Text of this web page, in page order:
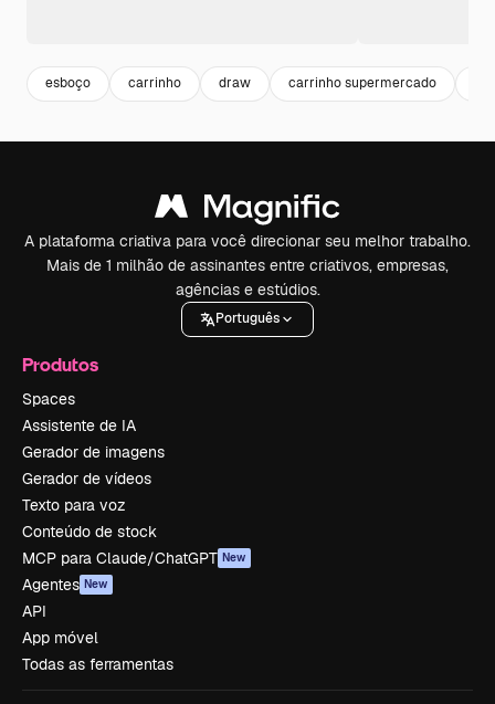
esboço carrinho draw carrinho supermercado
A plataforma criativa para você direcionar seu melhor trabalho.
Mais de 1 milhão de assinantes entre criativos, empresas,
agências e estúdios.
Português
Produtos
Spaces
Assistente de IA
Gerador de imagens
Gerador de vídeos
Texto para voz
Conteúdo de stock
MCP para Claude/ChatGPT New
Agentes New
API
App móvel
Todas as ferramentas